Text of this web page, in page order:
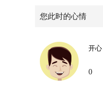
您此时的心情
开心
0